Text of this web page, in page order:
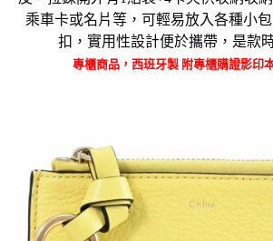
乘車卡或名片等， 可輕易放入各種小
扣， 實用性設計便於攜帶， 是款
專櫃商品，西班牙製 附專櫃購證影印